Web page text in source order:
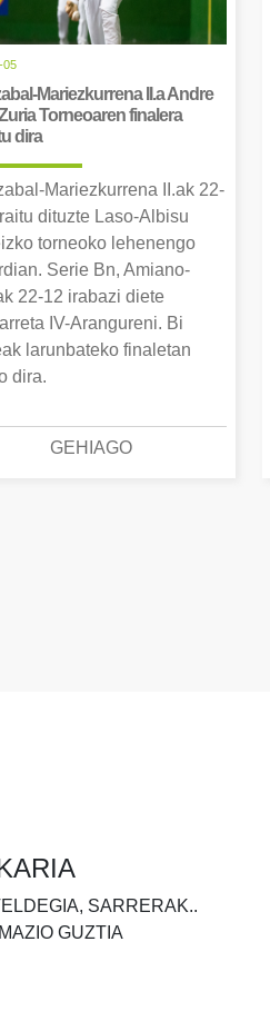
05
Mariezkurrena II.a Andre
Torneoaren finalera
dira
Mariezkurrena II.ak 22-
dituzte Laso-Albisu
torneoko lehenengo
Serie Bn, Amiano-
22-12 irabazi diete
IV-Arangureni. Bi
larunbateko finaletan
dira.
GEHIAGO
SARRERAK..
GUZTIA